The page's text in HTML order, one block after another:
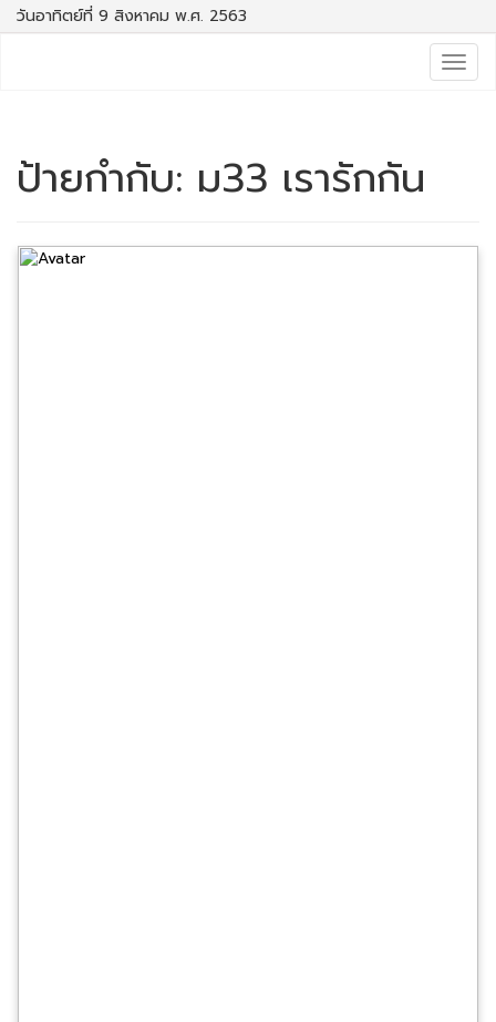
วันอาทิตย์ที่ 9 สิงหาคม พ.ศ. 2563
ป้ายกำกับ: ม33 เรารักกัน